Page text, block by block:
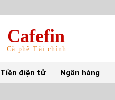
Cafefin
Cà phê Tài chính
Tiền điện tử Ngân hàng